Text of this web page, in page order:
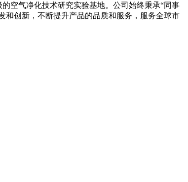
空气净化技术研究实验基地。公司始终秉承“同事
和创新，不断提升产品的品质和服务，服务全球市